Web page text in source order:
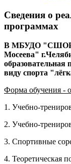
Сведения о
программах
В МБУДО "СШОР №
Мосеева"
образовательная
виду спорта
Форма обучения -
1. Учебно-
2. Учебно-
3. Спортивные
4. Теоретическая